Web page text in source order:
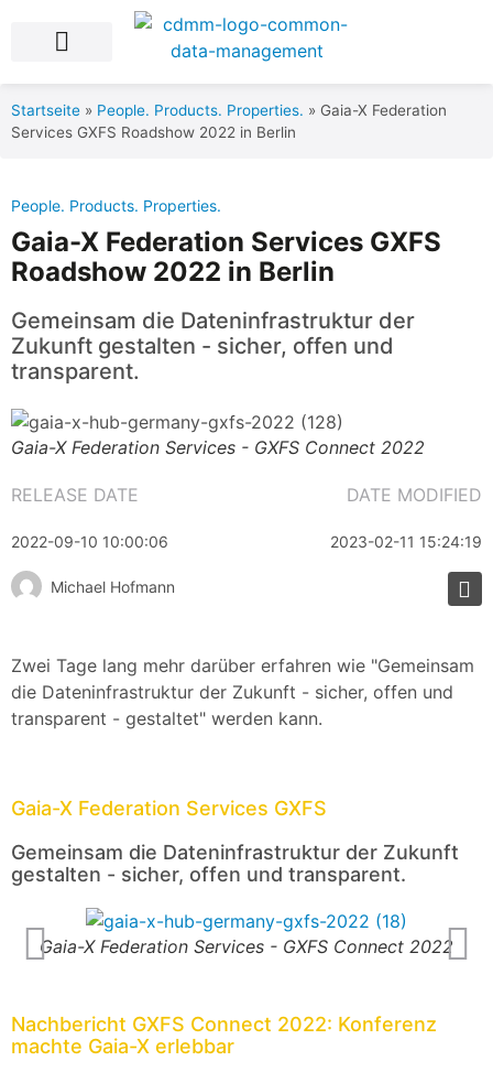
Startseite » People. Products. Properties. » Gaia-X Federation
Services GXFS Roadshow 2022 in Berlin
People. Products. Properties.
Gaia-X Federation Services GXFS
Roadshow 2022 in Berlin
Gemeinsam die Dateninfrastruktur der
Zukunft gestalten - sicher, offen und
transparent.​
Gaia-X Federation Services - GXFS Connect 2022
RELEASE DATE
2022-09-10 10:00:06
DATE MODIFIED
2023-02-11 15:24:19
Michael Hofmann
Zwei Tage lang mehr darüber erfahren wie "Gemeinsam
die Dateninfrastruktur der Zukunft - sicher, offen und
transparent - gestaltet" werden kann.
Gaia-X Federation Services GXFS
Gemeinsam die Dateninfrastruktur der Zukunft
gestalten - sicher, offen und transparent.
Gaia-X Federation Services - GXFS Connect 2022
Nachbericht GXFS Connect 2022: Konferenz
machte Gaia-X erlebbar